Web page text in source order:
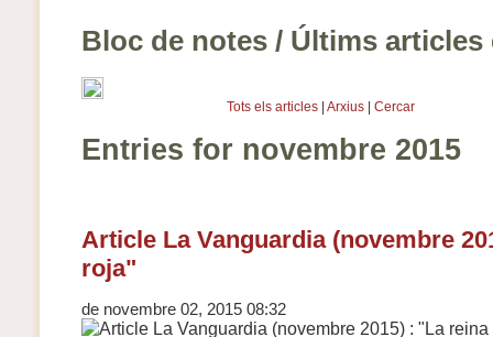
Bloc de notes / Últims articles
Tots els articles Arxius Cercar
Entries for novembre 2015
Article La Vanguardia (novembre
roja"
de novembre 02, 2015 08:32